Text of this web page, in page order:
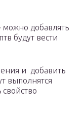
можно добавлять
будут вести
и добавить
выполнятся